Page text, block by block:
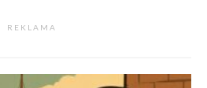
R E K L A M A